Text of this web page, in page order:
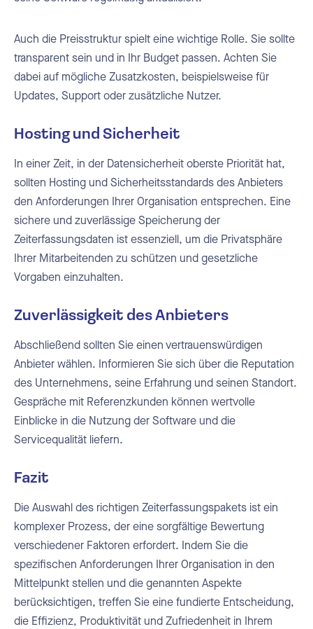
Auch die Preisstruktur spielt eine wichtige Rolle. Sie sollte
transparent sein und in Ihr Budget passen. Achten Sie
dabei auf mögliche Zusatzkosten, beispielsweise für
Updates, Support oder zusätzliche Nutzer.
Hosting und Sicherheit
In einer Zeit, in der Datensicherheit oberste Priorität hat,
sollten Hosting und Sicherheitsstandards des Anbieters
den Anforderungen Ihrer Organisation entsprechen. Eine
sichere und zuverlässige Speicherung der
Zeiterfassungsdaten ist essenziell, um die Privatsphäre
Ihrer Mitarbeitenden zu schützen und gesetzliche
Vorgaben einzuhalten.
Zuverlässigkeit des Anbieters
Abschließend sollten Sie einen vertrauenswürdigen
Anbieter wählen. Informieren Sie sich über die Reputation
des Unternehmens, seine Erfahrung und seinen Standort.
Gespräche mit Referenzkunden können wertvolle
Einblicke in die Nutzung der Software und die
Servicequalität liefern.
Fazit
Die Auswahl des richtigen Zeiterfassungspakets ist ein
komplexer Prozess, der eine sorgfältige Bewertung
verschiedener Faktoren erfordert. Indem Sie die
spezifischen Anforderungen Ihrer Organisation in den
Mittelpunkt stellen und die genannten Aspekte
berücksichtigen, treffen Sie eine fundierte Entscheidung,
die Effizienz, Produktivität und Zufriedenheit in Ihrem